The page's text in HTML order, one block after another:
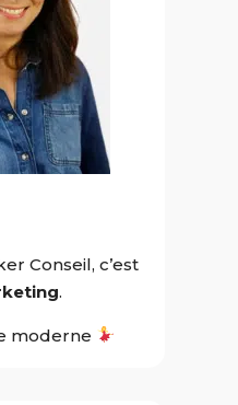
Conseil, c’est
.
moderne